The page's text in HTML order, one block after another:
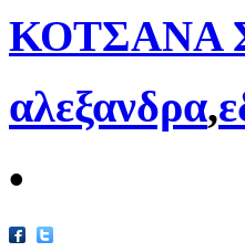
ΚΟΤΣΑΝΑ
αλεξανδρα,
•